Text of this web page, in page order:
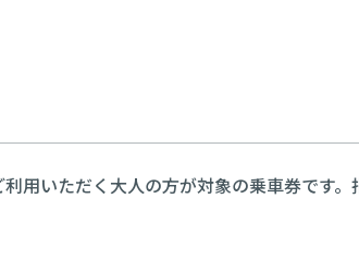
用いただく大人の方が対象の乗車券です